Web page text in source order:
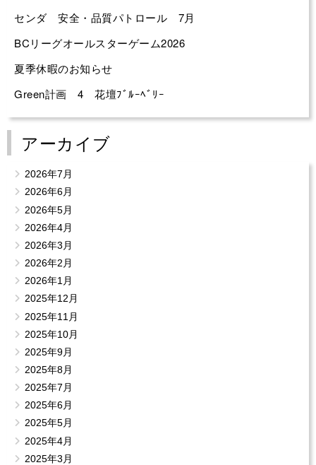
センダ 安全・品質パトロール 7月
BCリーグオールスターゲーム2026
夏季休暇のお知らせ
Green計画 4 花壇ﾌﾞﾙｰﾍﾞﾘｰ
アーカイブ
2026年7月
2026年6月
2026年5月
2026年4月
2026年3月
2026年2月
2026年1月
2025年12月
2025年11月
2025年10月
2025年9月
2025年8月
2025年7月
2025年6月
2025年5月
2025年4月
2025年3月